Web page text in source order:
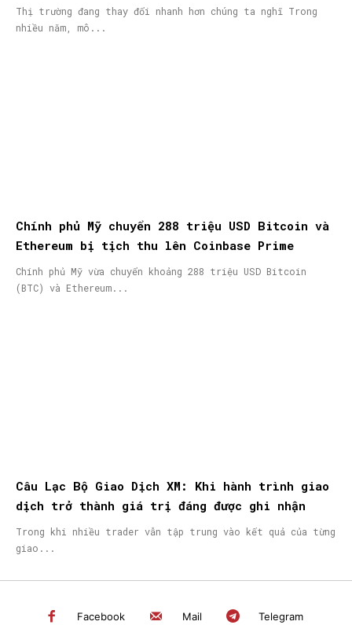
Thị trường đang thay đổi nhanh hơn chúng ta nghĩ Trong
nhiều năm, mô...
Chính phủ Mỹ chuyển 288 triệu USD Bitcoin và
Ethereum bị tịch thu lên Coinbase Prime
Chính phủ Mỹ vừa chuyển khoảng 288 triệu USD Bitcoin
(BTC) và Ethereum...
Câu Lạc Bộ Giao Dịch XM: Khi hành trình giao
dịch trở thành giá trị đáng được ghi nhận
Trong khi nhiều trader vẫn tập trung vào kết quả của từng
giao...
Facebook Mail Telegram